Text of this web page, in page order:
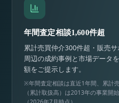
年間査定相談1,600件超
累計売買仲介300件超・販売サ
周辺の成約事例と市場データ
額をご提示します。
※年間査定相談は直近1年間、累計
（累計取扱高）は2013年の事業開